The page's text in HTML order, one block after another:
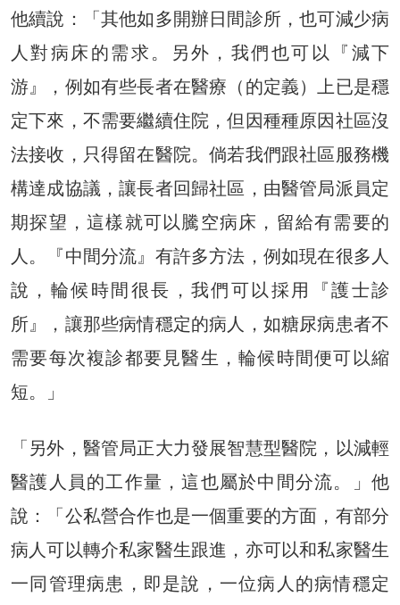
他續說：「其他如多開辦日間診所，也可減少病
人對病床的需求。另外，我們也可以『減下
游』，例如有些長者在醫療（的定義）上已是穩
定下來，不需要繼續住院，但因種種原因社區沒
法接收，只得留在醫院。倘若我們跟社區服務機
構達成協議，讓長者回歸社區，由醫管局派員定
期探望，這樣就可以騰空病床，留給有需要的
人。『中間分流』有許多方法，例如現在很多人
說，輪候時間很長，我們可以採用『護士診
所』，讓那些病情穩定的病人，如糖尿病患者不
需要每次複診都要見醫生，輪候時間便可以縮
短。」
「另外，醫管局正大力發展智慧型醫院，以減輕
醫護人員的工作量，這也屬於中間分流。」他
說：「公私營合作也是一個重要的方面，有部分
病人可以轉介私家醫生跟進，亦可以和私家醫生
一同管理病患，即是說，一位病人的病情穩定